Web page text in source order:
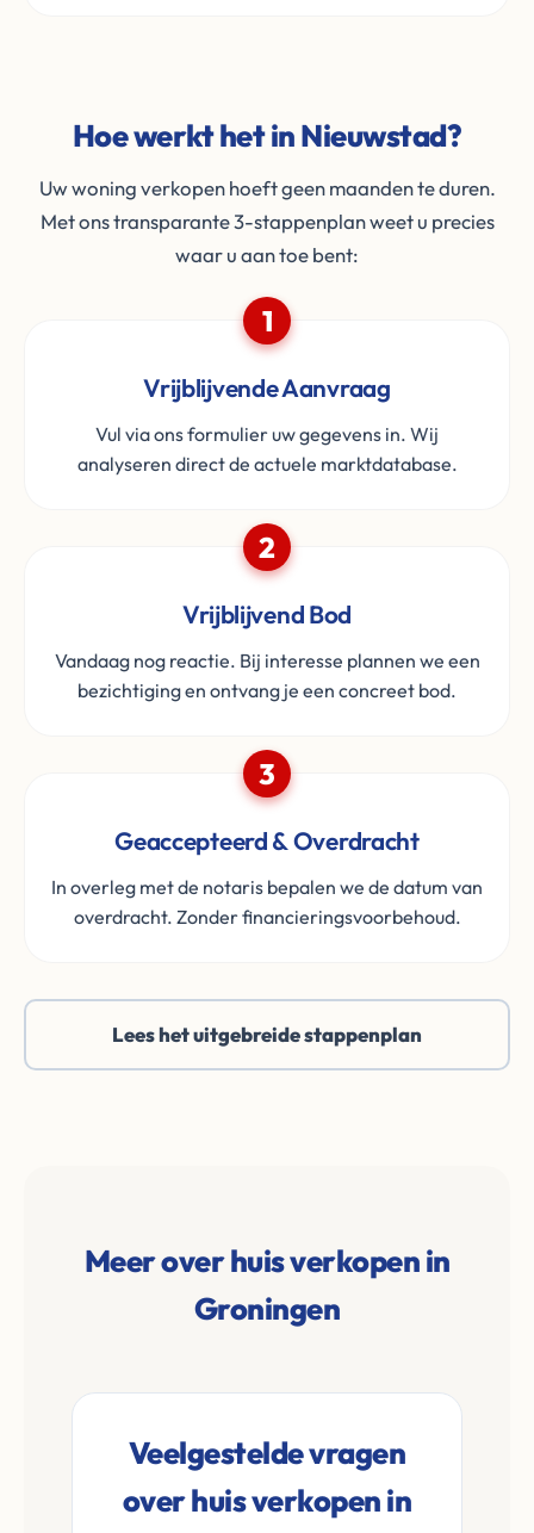
Hoe werkt het in Nieuwstad?
Uw woning verkopen hoeft geen maanden te duren.
Met ons transparante 3-stappenplan weet u precies
waar u aan toe bent:
1
Vrijblijvende Aanvraag
Vul via ons formulier uw gegevens in. Wij
analyseren direct de actuele marktdatabase.
2
Vrijblijvend Bod
Vandaag nog reactie. Bij interesse plannen we een
bezichtiging en ontvang je een concreet bod.
3
Geaccepteerd & Overdracht
In overleg met de notaris bepalen we de datum van
overdracht. Zonder financieringsvoorbehoud.
Lees het uitgebreide stappenplan
Meer over huis verkopen in
Groningen
Veelgestelde vragen
over huis verkopen in